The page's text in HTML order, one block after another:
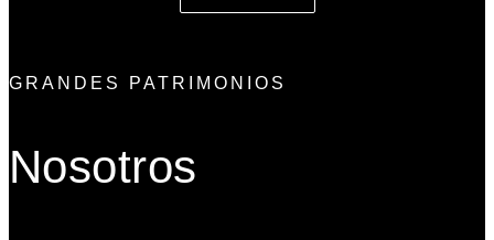
GRANDES PATRIMONIOS
Nosotros